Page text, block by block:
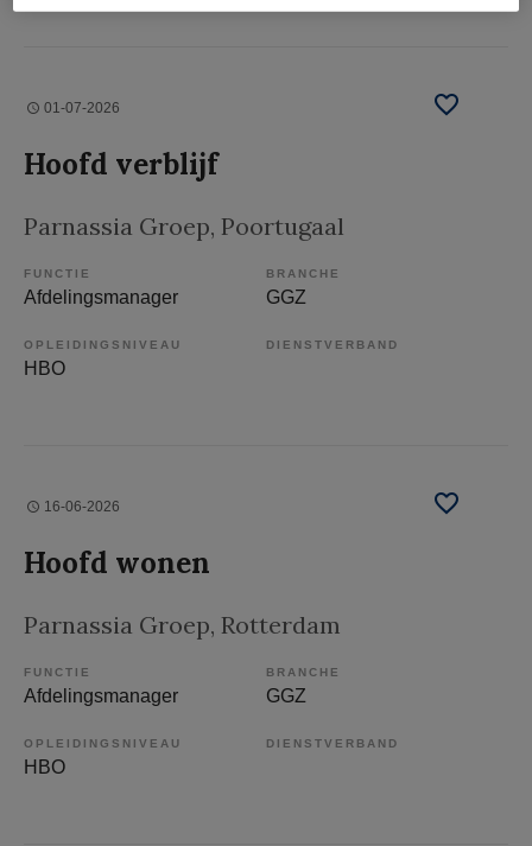
01-07-2026
Hoofd verblijf
Parnassia Groep, Poortugaal
FUNCTIE
Afdelingsmanager
BRANCHE
GGZ
OPLEIDINGSNIVEAU
HBO
DIENSTVERBAND
16-06-2026
Hoofd wonen
Parnassia Groep, Rotterdam
FUNCTIE
Afdelingsmanager
BRANCHE
GGZ
OPLEIDINGSNIVEAU
HBO
DIENSTVERBAND